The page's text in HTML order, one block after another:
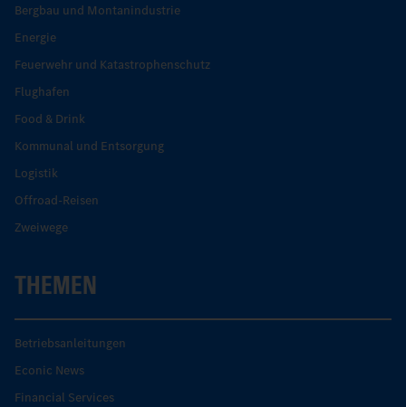
Bergbau und Montanindustrie
Energie
Feuerwehr und Katastrophenschutz
Flughafen
Food & Drink
Kommunal und Entsorgung
Logistik
Offroad-Reisen
Zweiwege
THEMEN
Betriebsanleitungen
Econic News
Financial Services